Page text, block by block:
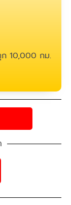
10,000 กม.